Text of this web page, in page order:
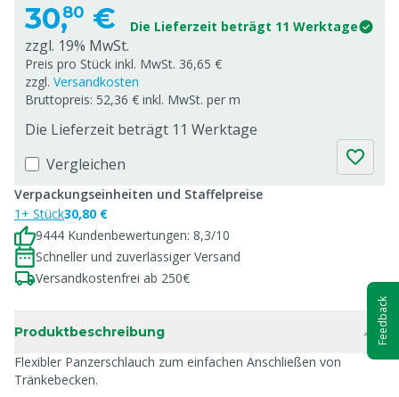
30,80 € Die Lieferzeit beträgt 11 Werktage
zzgl. 19% MwSt.
Preis pro Stück inkl. MwSt. 36,65 €
zzgl. Versandkosten
Bruttopreis: 52,36 € inkl. MwSt. per m
Die Lieferzeit beträgt 11 Werktage
Vergleichen
Verpackungseinheiten und Staffelpreise
1+ Stück30,80 €
9444 Kundenbewertungen: 8,3/10
Schneller und zuverlässiger Versand
Versandkostenfrei ab 250€
Produktbeschreibung
Flexibler Panzerschlauch zum einfachen Anschließen von
Tränkebecken.
Feedback